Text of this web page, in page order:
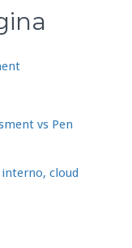
vs Pen
cloud